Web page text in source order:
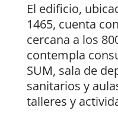
El edificio,
1465, cuenta
cercana a los
contempla
SUM, sala de
sanitarios y
talleres y